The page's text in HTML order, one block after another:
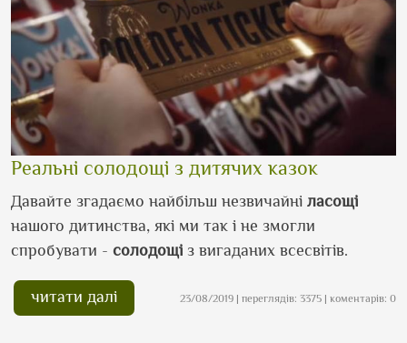
Реальні солодощі з дитячих казок
Давайте згадаємо найбільш незвичайні ласощі
нашого дитинства, які ми так і не змогли
спробувати - солодощі з вигаданих всесвітів.
читати далі 23/08/2019 | переглядів: 3375 | коментарів: 0